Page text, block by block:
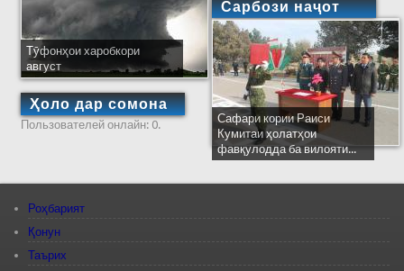
Тӯфонҳои харобкори
август
Ҳоло дар сомона
Пользователей онлайн: 0.
Сарбози наҷот
Сафари кории Раиси
Кумитаи ҳолатҳои
фавқулодда ба вилояти...
Роҳбарият
Қонун
Таърих